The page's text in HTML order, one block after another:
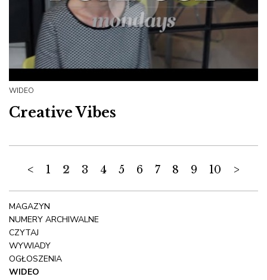
WIDEO
Creative Vibes
< 1 2 3 4 5 6 7 8 9 10 >
MAGAZYN
NUMERY ARCHIWALNE
CZYTAJ
WYWIADY
OGŁOSZENIA
WIDEO